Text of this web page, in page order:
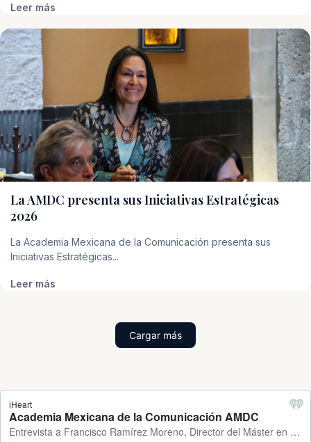
Leer más
La AMDC presenta sus Iniciativas Estratégicas
2026
La Academia Mexicana de la Comunicación presenta sus
Iniciativas Estratégicas...
Leer más
Cargar más